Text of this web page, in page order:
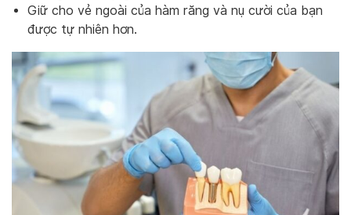
Giữ cho vẻ ngoài của hàm răng và nụ cười của bạn
được tự nhiên hơn.